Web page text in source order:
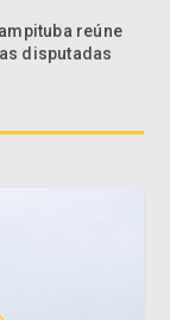
reúne
disputadas